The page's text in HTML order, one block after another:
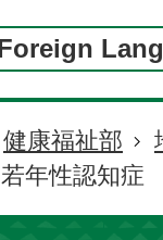
健康福祉部
若年性認知症